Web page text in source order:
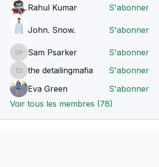
Rahul Kumar S'abonner
John. Snow. S'abonner
Sam Psarker
Sam Psarker S'abonner
the detailingmafia
the detailingmafia
S'abonner
Eva Green
S'abonner
Voir tous les membres (78)